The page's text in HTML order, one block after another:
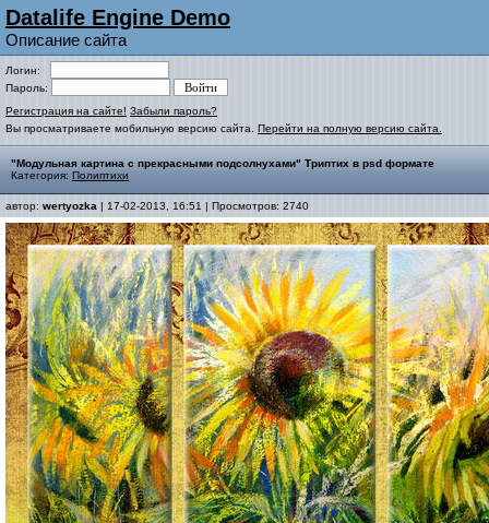
Datalife Engine Demo
Описание сайта
Логин:
Пароль:
Регистрация на сайте! Забыли пароль?
Вы просматриваете мобильную версию сайта. Перейти на полную версию сайта.
"Модульная картина с прекрасными подсолнухами" Триптих в psd формате
Категория: Полиптихи
автор: wertyozka | 17-02-2013, 16:51 | Просмотров: 2740